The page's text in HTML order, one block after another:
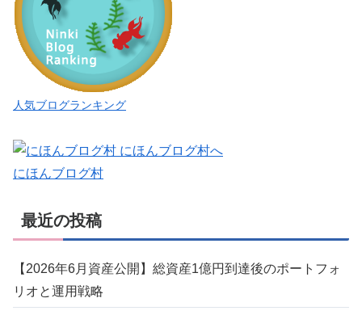
人気ブログランキング
にほんブログ村
最近の投稿
【2026年6月資産公開】総資産1億円到達後のポートフォ
リオと運用戦略